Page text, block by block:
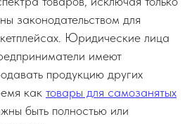
законодательством для
Юридические лица
имеют
продукцию других
как товары для самозанятых
быть полностью или